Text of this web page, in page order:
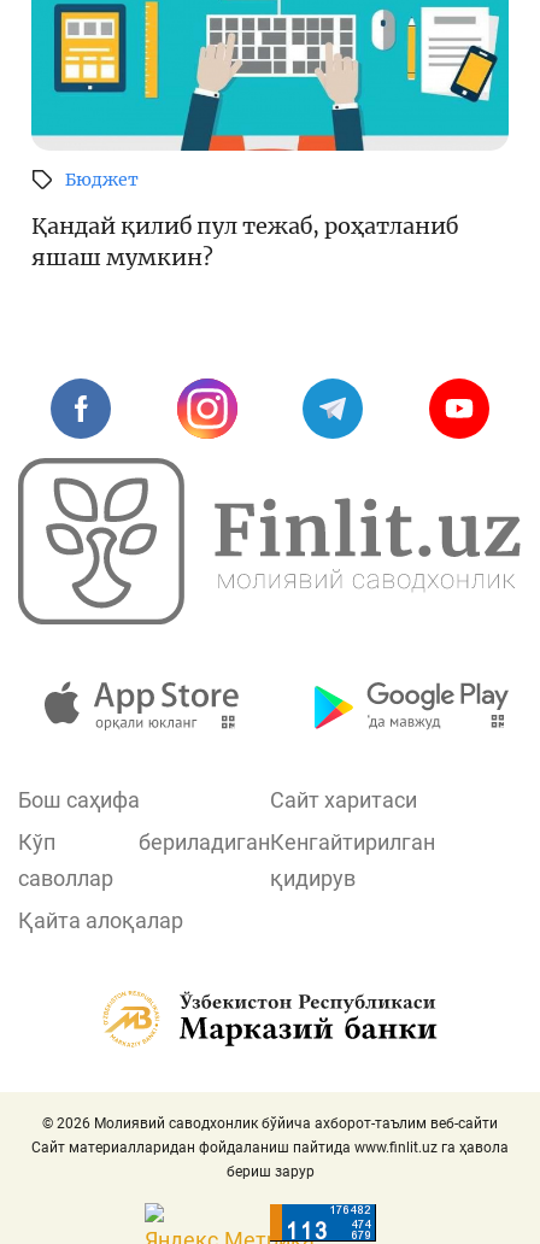
Бюджет
Қандай қилиб пул тежаб, роҳатланиб
яшаш мумкин?
Бош саҳифа
Сайт харитаси
Кўп бериладиган
саволлар
Кенгайтирилган
қидирув
Қайта алоқалар
© 2026 Молиявий саводхонлик бўйича ахборот-таълим веб-сайти
Сайт материалларидан фойдаланиш пайтида www.finlit.uz га ҳавола
бериш зарур